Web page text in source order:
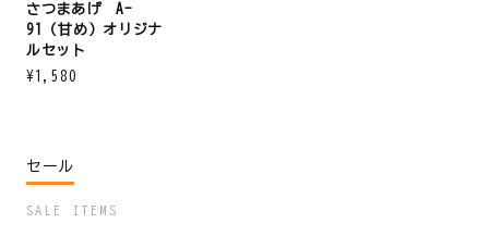
さつまあげ A-
91（甘め）オリジナ
ルセット
¥1,580
セール
SALE ITEMS